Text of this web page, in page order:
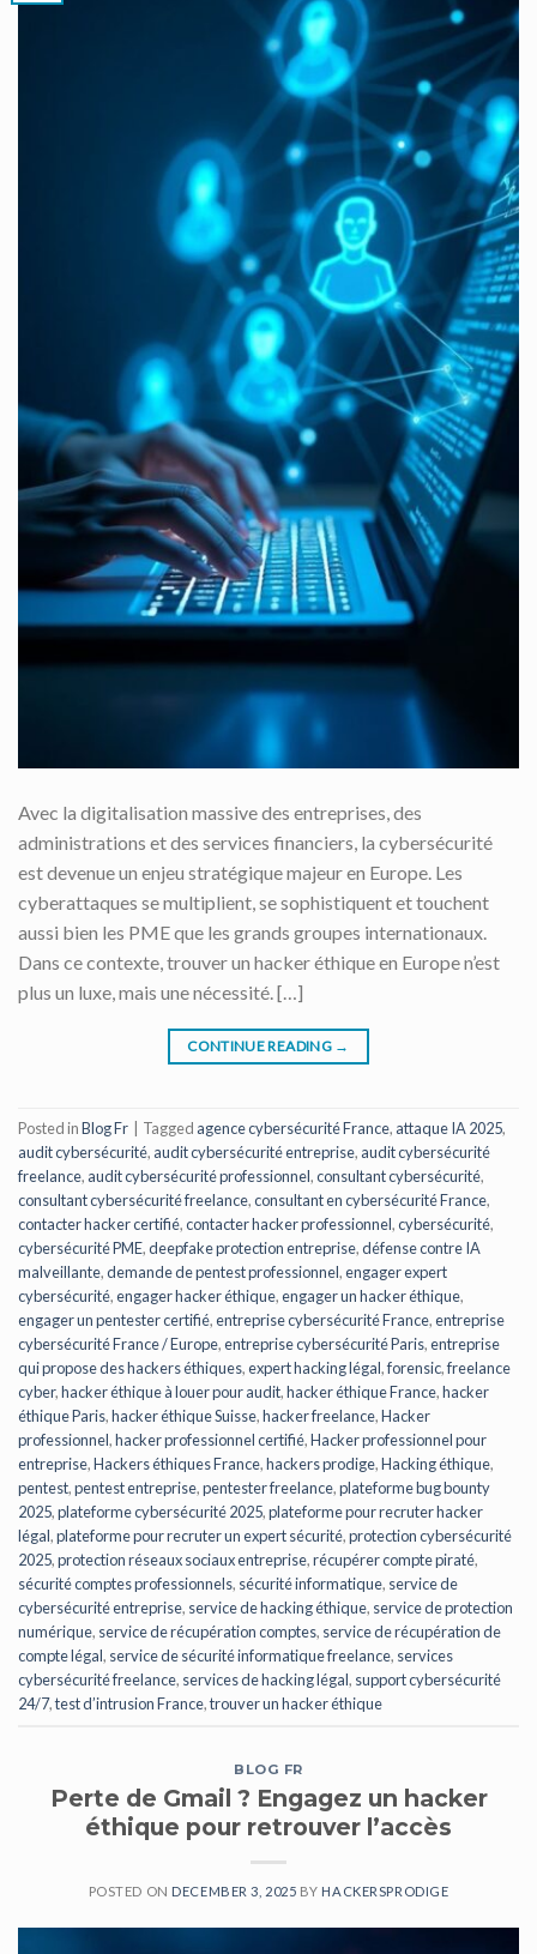
Avec la digitalisation massive des entreprises, des
administrations et des services financiers, la cybersécurité
est devenue un enjeu stratégique majeur en Europe. Les
cyberattaques se multiplient, se sophistiquent et touchent
aussi bien les PME que les grands groupes internationaux.
Dans ce contexte, trouver un hacker éthique en Europe n’est
plus un luxe, mais une nécessité. […]
CONTINUE READING →
Posted inBlog Fr Tagged agence cybersécurité France, attaque IA 2025,
audit cybersécurité, audit cybersécurité entreprise, audit cybersécurité
freelance, audit cybersécurité professionnel,consultant cybersécurité,
consultant cybersécurité freelance,consultant en cybersécurité France,
contacter hacker certifié,contacter hacker professionnel,cybersécurité,
cybersécurité PME,deepfake protection entreprise,défense contre IA
malveillante,demande de pentest professionnel,engager expert
cybersécurité,engager hacker éthique,engager un hacker éthique,
engager un pentester certifié,entreprise cybersécurité France,entreprise
cybersécurité France / Europe,entreprise cybersécurité Paris,entreprise
qui propose des hackers éthiques,expert hacking légal,forensic,freelance
cyber,hacker éthique à louer pour audit,hacker éthique France,hacker
éthique Paris,hacker éthique Suisse,hacker freelance,Hacker
professionnel,hacker professionnel certifié,Hacker professionnel pour
entreprise,Hackers éthiques France,hackers prodige,Hacking éthique,
pentest,pentest entreprise,pentester freelance,plateforme bug bounty
2025,plateforme cybersécurité 2025,plateforme pour recruter hacker
légal,plateforme pour recruter un expert sécurité,protection cybersécurité
2025,protection réseaux sociaux entreprise,récupérer compte piraté,
sécurité comptes professionnels, sécurité informatique, service de
cybersécurité entreprise, service de hacking éthique, service de protection
numérique, service de récupération comptes, service de récupération de
compte légal, service de sécurité informatique freelance, services
cybersécurité freelance, services de hacking légal, support cybersécurité
24/7,test d’intrusion France,trouver un hacker éthique
BLOG FR
Perte de Gmail ? Engagez un hacker
éthique pour retrouver l’accès
POSTED ON DECEMBER 3, 2025 BY HACKERSPRODIGE